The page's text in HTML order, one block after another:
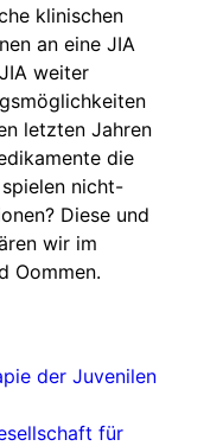
klinischen
an eine JIA
weiter
letzten Jahren
die
nicht-
Diese und
wir im
Oommen.
der Juvenilen
für